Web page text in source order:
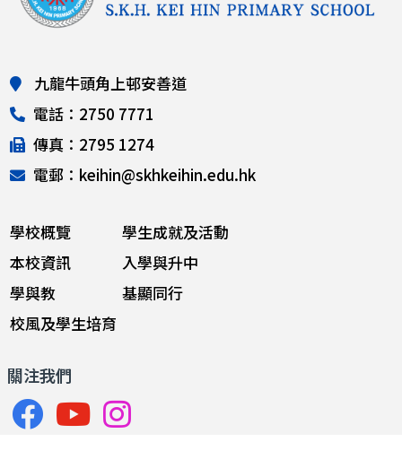
九龍牛頭角上邨安善道
電話：2750 7771
傳真：2795 1274
電郵：keihin@skhkeihin.edu.hk
學校概覽
本校資訊
學與教
校風及學生培育
學生成就及活動
入學與升中
基顯同行
關注我們